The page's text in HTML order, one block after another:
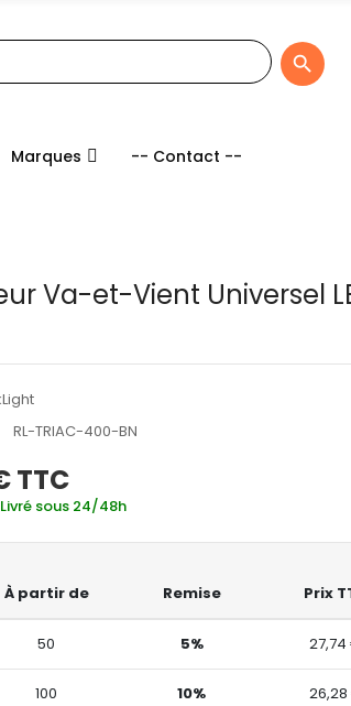

Marques -- Contact --
Va-et-Vient Universel
RL-TRIAC-400-BN
TTC
sous 24/48h
À partir de Remise Prix
50 5%
100 10%